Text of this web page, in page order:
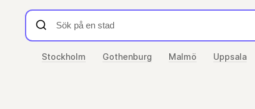
Stockholm Gothenburg Malmö Uppsala